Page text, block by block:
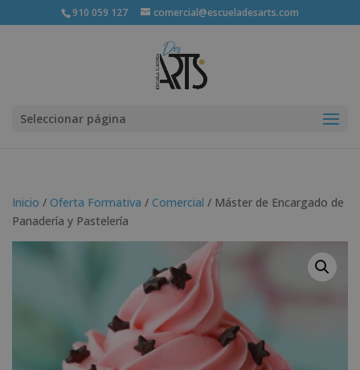
910 059 127 comercial@escueladesarts.com
Seleccionar página
Inicio / Oferta Formativa / Comercial / Máster de Encargado de
Panadería y Pastelería